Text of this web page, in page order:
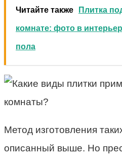
Читайте также Плитка
комнате: фото в
пола
Метод изготовления
описанный выше. Но